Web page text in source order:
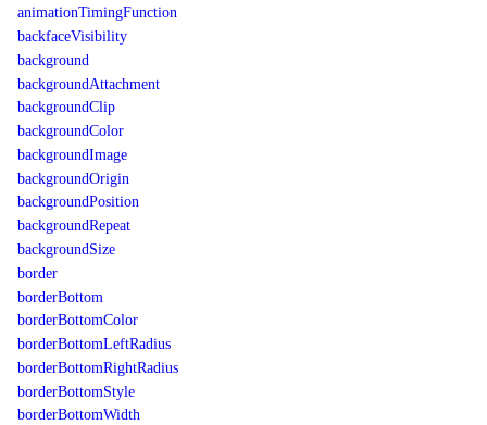
animationTimingFunction
backfaceVisibility
background
backgroundAttachment
backgroundClip
backgroundColor
backgroundImage
backgroundOrigin
backgroundPosition
backgroundRepeat
backgroundSize
border
borderBottom
borderBottomColor
borderBottomLeftRadius
borderBottomRightRadius
borderBottomStyle
borderBottomWidth